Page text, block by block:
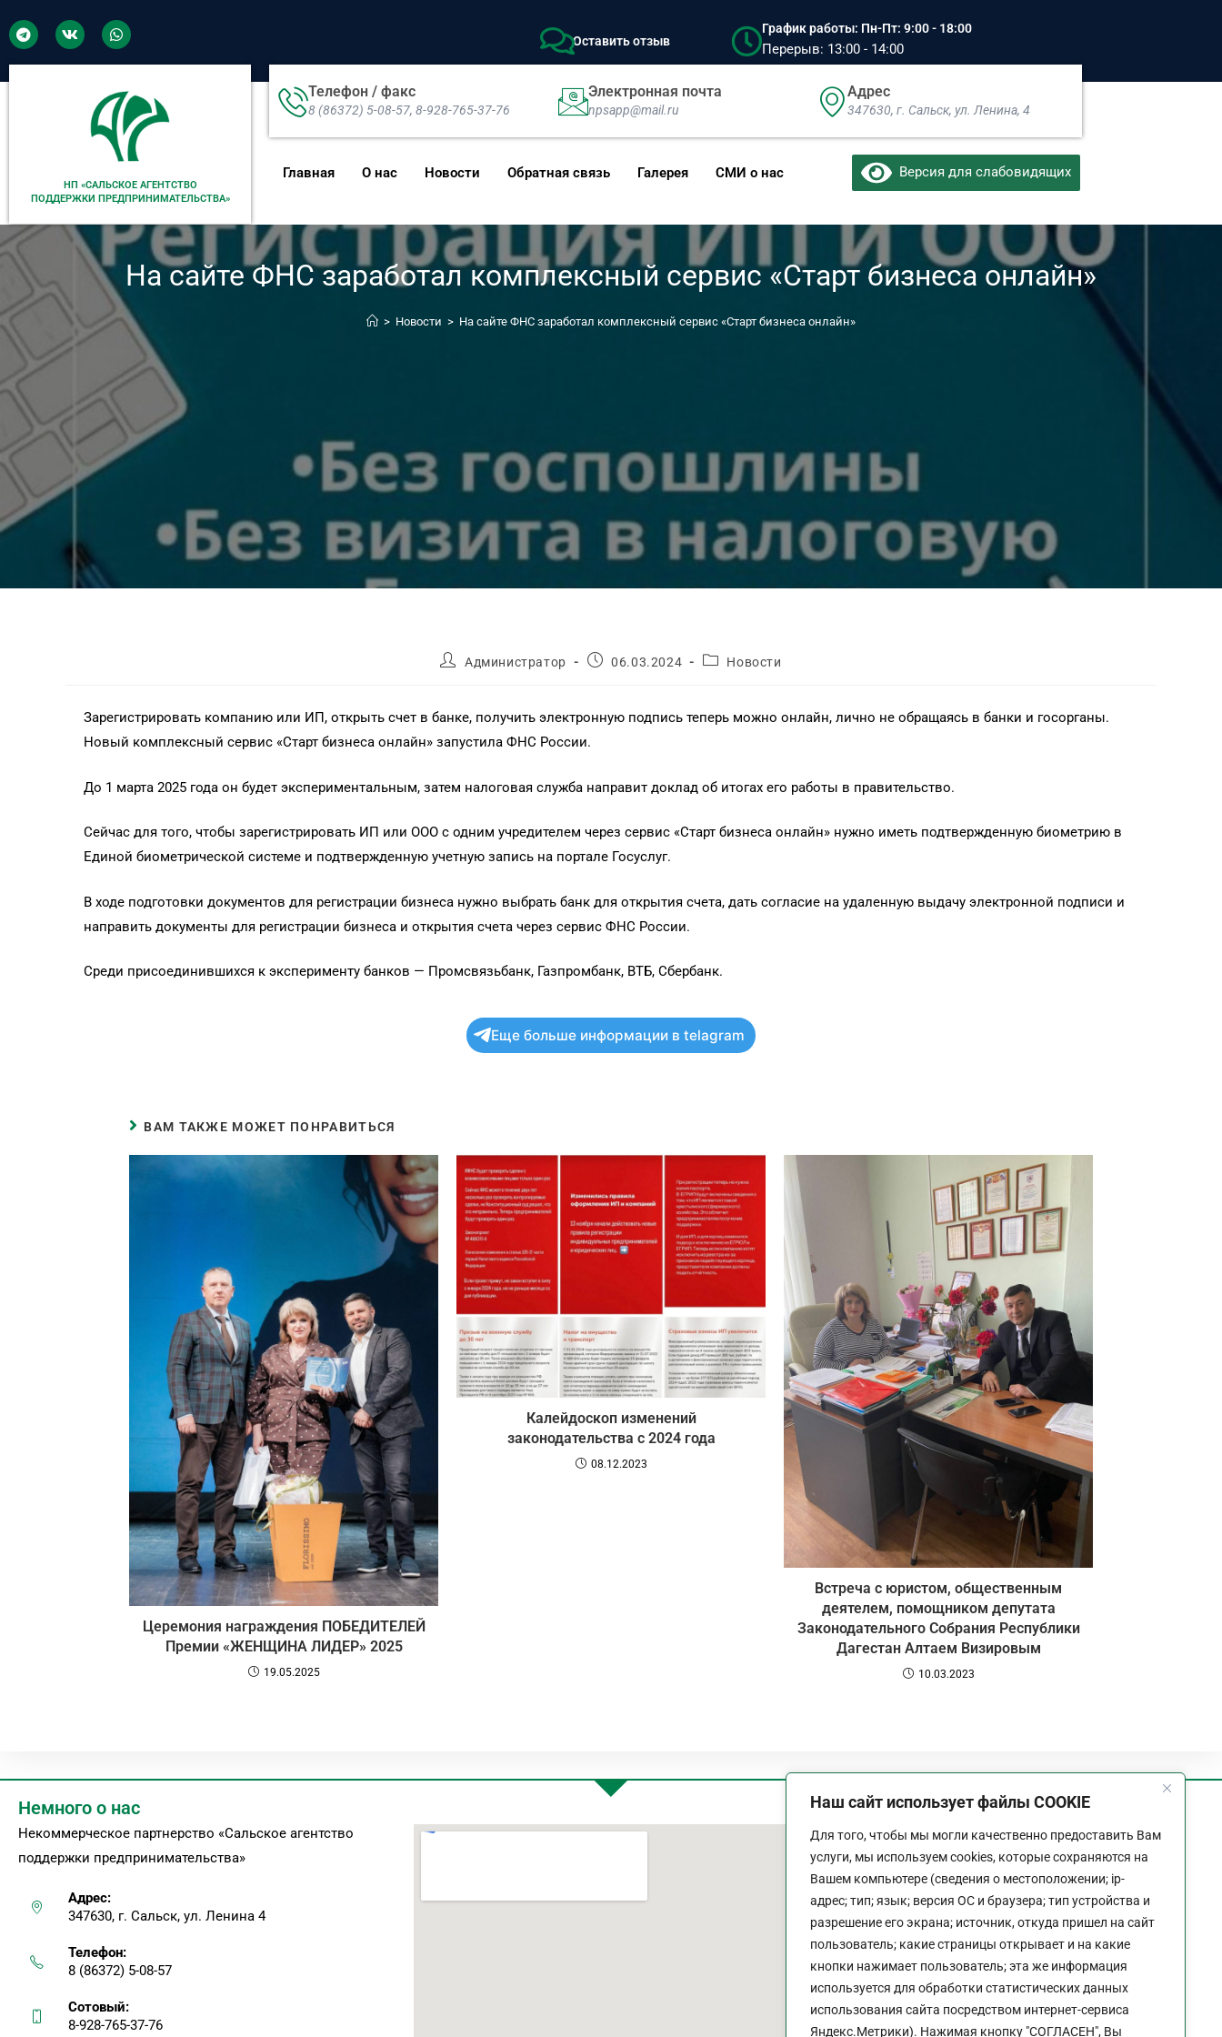
Наш сайт использует файлы COOKIE
Для того, чтобы мы могли качественно предоставить Вам
услуги, мы используем cookies, которые сохраняются на
Вашем компьютере (сведения о местоположении; ip-
адрес; тип; язык; версия ОС и браузера; тип устройства и
разрешение его экрана; источник, откуда пришел на сайт
пользователь; какие страницы открывает и на какие
кнопки нажимает пользователь; эта же информация
используется для обработки статистических данных
использования сайта посредством интернет-сервиса
Яндекс.Метрики). Нажимая кнопку "СОГЛАСЕН", Вы
Оставить отзыв
График работы: Пн-Пт: 9:00 - 18:00
Перерыв: 13:00 - 14:00
НП «САЛЬСКОЕ АГЕНТСТВО
ПОДДЕРЖКИ ПРЕДПРИНИМАТЕЛЬСТВА»
Телефон / факс
8 (86372) 5-08-57, 8-928-765-37-76
Электронная почта
npsapp@mail.ru
Адрес
347630, г. Сальск, ул. Ленина, 4​
Главная О нас Новости Обратная связь Галерея СМИ о нас Версия для слабовидящих
На сайте ФНС заработал комплексный сервис «Старт бизнеса онлайн»
> Новости > На сайте ФНС заработал комплексный сервис «Старт бизнеса онлайн»
Администратор 06.03.2024 Новости
Зарегистрировать компанию или ИП, открыть счет в банке, получить электронную подпись теперь можно онлайн, лично не обращаясь в банки и госорганы.
Новый комплексный сервис «Старт бизнеса онлайн» запустила ФНС России.
До 1 марта 2025 года он будет экспериментальным, затем налоговая служба направит доклад об итогах его работы в правительство.
Сейчас для того, чтобы зарегистрировать ИП или ООО с одним учредителем через сервис «Старт бизнеса онлайн» нужно иметь подтвержденную биометрию в
Единой биометрической системе и подтвержденную учетную запись на портале Госуслуг.
В ходе подготовки документов для регистрации бизнеса нужно выбрать банк для открытия счета, дать согласие на удаленную выдачу электронной подписи и
направить документы для регистрации бизнеса и открытия счета через сервис ФНС России.
Среди присоединившихся к эксперименту банков — Промсвязьбанк, Газпромбанк, ВТБ, Сбербанк.
Еще больше информации в telagram
ВАМ ТАКЖЕ МОЖЕТ ПОНРАВИТЬСЯ
Церемония награждения ПОБЕДИТЕЛЕЙ
Премии «ЖЕНЩИНА ЛИДЕР» 2025
19.05.2025
Калейдоскоп изменений
законодательства с 2024 года
08.12.2023
Встреча с юристом, общественным
деятелем, помощником депутата
Законодательного Собрания Республики
Дагестан Алтаем Визировым
10.03.2023
Немного о нас
Некоммерческое партнерство «Сальское агентство
поддержки предпринимательства»
Адрес:
347630, г. Сальск, ул. Ленина 4
Телефон:
8 (86372) 5-08-57
Сотовый:
8-928-765-37-76
График работы
9:00 - 18:00
Выходной:Сб - Вс
Политика конфиденциальности сайта